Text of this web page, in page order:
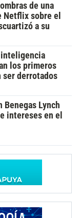
de una
Netflix sobre el
a su
inteligencia
los primeros
ser derrotados
Benegas Lynch
intereses en el